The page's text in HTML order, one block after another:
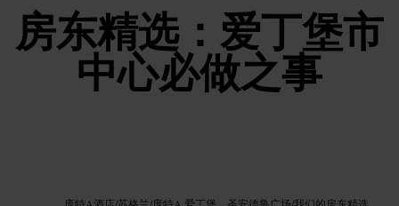
房东精选：爱丁堡市
中心必做之事